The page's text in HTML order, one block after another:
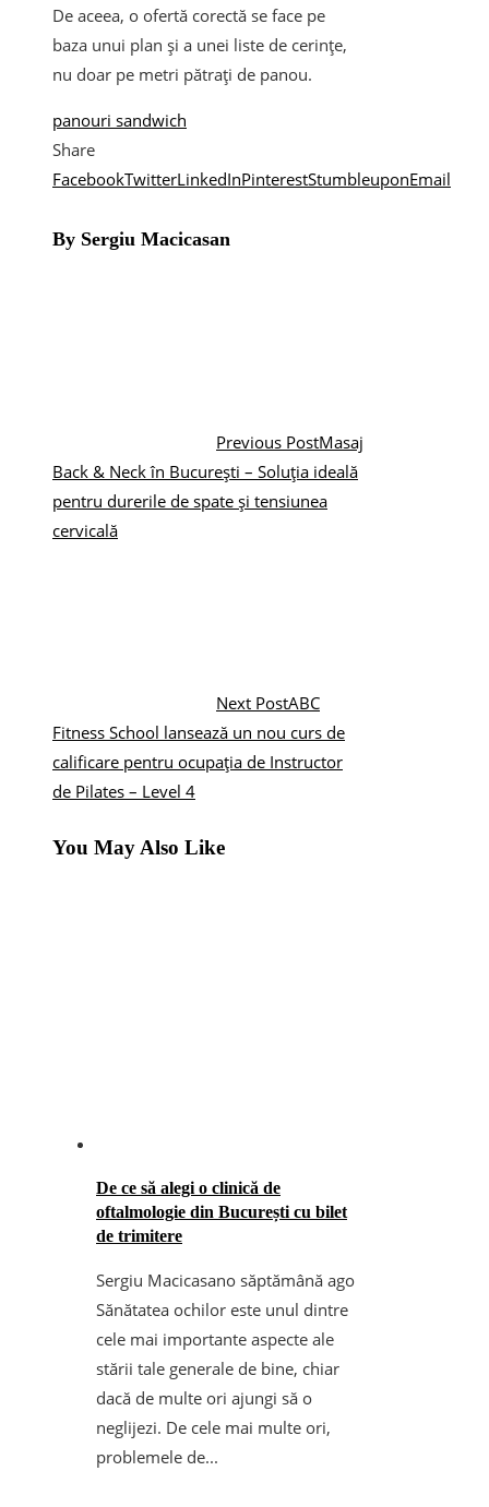
De aceea, o ofertă corectă se face pe
baza unui plan și a unei liste de cerințe,
nu doar pe metri pătrați de panou.
panouri sandwich
Share
FacebookTwitterLinkedInPinterestStumbleuponEmail
By Sergiu Macicasan
Previous PostMasaj
Back & Neck în București – Soluția ideală
pentru durerile de spate și tensiunea
cervicală
Next PostABC
Fitness School lansează un nou curs de
calificare pentru ocupația de Instructor
de Pilates – Level 4
You May Also Like
De ce să alegi o clinică de
oftalmologie din București cu bilet
de trimitere
Sergiu Macicasano săptămână ago
Sănătatea ochilor este unul dintre
cele mai importante aspecte ale
stării tale generale de bine, chiar
dacă de multe ori ajungi să o
neglijezi. De cele mai multe ori,
problemele de...